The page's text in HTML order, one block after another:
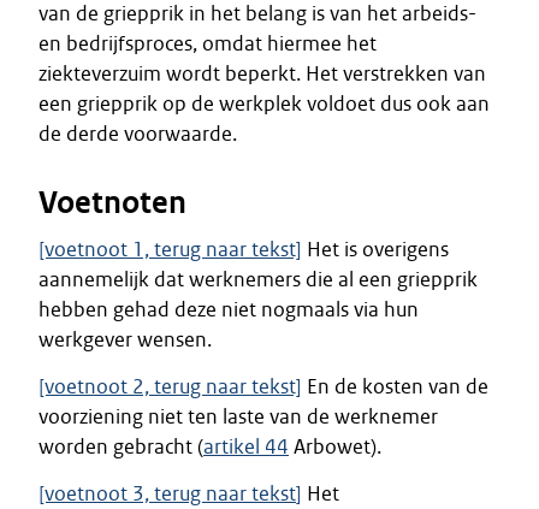
van de griepprik in het belang is van het arbeids-
en bedrijfsproces, omdat hiermee het
ziekteverzuim wordt beperkt. Het verstrekken van
een griepprik op de werkplek voldoet dus ook aan
de derde voorwaarde.
Voetnoten
[voetnoot 1, terug naar tekst] Het is overigens
aannemelijk dat werknemers die al een griepprik
hebben gehad deze niet nogmaals via hun
werkgever wensen.
[voetnoot 2, terug naar tekst] En de kosten van de
voorziening niet ten laste van de werknemer
worden gebracht (artikel 44 Arbowet).
[voetnoot 3, terug naartekst] Het